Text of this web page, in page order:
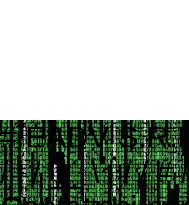
# EADV S.R.L. # Pubblicità Digitale e Programmatic Advertising # ___ ____ _ __ # ___ / | / __ \ | / / # / _ \/ /| | / / / / | / / # / __/ ___ |/ /_/ /| |/ / # \___/_/ |_/_____/ |___/ # # Contattaci per informazioni commerciali # Website: www.eadv.it # Email: marketing@eadv.it # START ads.txt - vocidallastrada.org - 2023-10-18 14:39:45 eadv.it, 13135, DIRECT 152media.info, 152M10, RESELLER 33across.com, 0010b00002MptHCAAZ, RESELLER, bbea06d9c4d2853c 33across.com, 0010b00002T3JniAAF, RESELLER, bbea06d9c4d2853c 33across.com, 0010b00002cGp2AAAS, RESELLER, bbea06d9c4d2853c 33across.com, 0013300001kQj2HAAS, RESELLER, bbea06d9c4d2853c 33across.com, 0015a00002oUk4aAAC, RESELLER, bbea06d9c4d2853c 33across.com, 0015a00003DKg9ZAAT, RESELLER, bbea06d9c4d2853c ad.plus, 352349, RESELLER adagio.io, 1294, RESELLER adcolony.com, 496220845654deec, RESELLER, 1ad675c9de6b5176 adform.com, 1226, RESELLER adform.com, 1819, RESELLER, 9f5210a2f0999e32 adform.com, 1889, RESELLER adform.com, 1943, RESELLER adform.com, 2110, RESELLER adform.com, 2112, RESELLER adform.com, 2437, RESELLER, 9f5210a2f0999e32 adform.com, 2464, RESELLER, 9f5210a2f0999e32 adform.com, 3027, RESELLER adform.com, 622, RESELLER adipolo.com, 617128b0fe110c0ddd7603b4, RESELLER admanmedia.com, 43, RESELLER admixer.net, b6d49994-83c5-4ff9-aa8a-c9eb99d1bc8c, RESELLER adsinteractive.hu, 258, RESELLER adswizz.com, consumable, RESELLER adswizz.com, entravision, RESELLER adswizz.com, targetspot, RESELLER adtech.com, 4687, RESELLER adtelligent.com, 537714, RESELLER